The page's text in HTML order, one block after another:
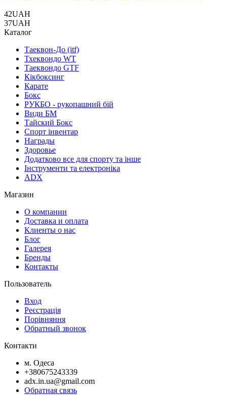
42UAH
37UAH
Каталог
Таеквон-До (itf)
Тхеквондо WT
Таеквондо GTF
Кікбоксинг
Карате
Бокс
РУКБО - рукопашний бій
Види БМ
Тайский Бокс
Спорт інвентар
Награды
Здоровье
Додатково все для спорту та інше
Інструменти та електроніка
ADX
Магазин
О компании
Доставка и оплата
Клиенты о нас
Блог
Галерея
Бренды
Контакты
Пользователь
Вход
Реєстрація
Порівняння
Обратный звонок
Контакти
м. Одеса
+380675243339
adx.in.ua@gmail.com
Обратная связь